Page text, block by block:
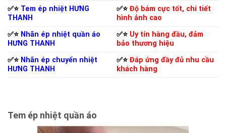
✅⭐️ Tem ép nhiệt HƯNG
THANH
✅⭐️Độ bám cực tốt, chi tiết
hình ảnh cao
✅⭐️ Nhãn ép nhiệt quần áo
HƯNG THANH
✅⭐️ Uy tín hàng đầu, đảm
bảo thương hiệu
✅⭐️ Nhãn ép chuyển nhiệt
HƯNG THANH
✅⭐️Đáp ứng đầy đủ nhu cầu
khách hàng
Tem ép nhiệt quần áo